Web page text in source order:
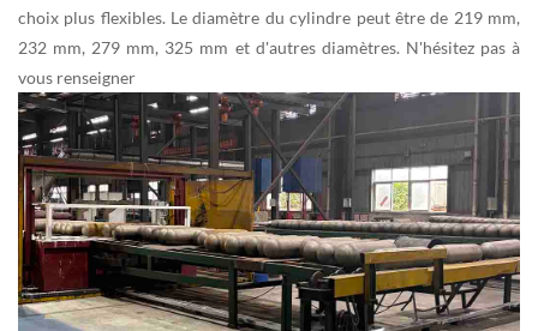
choix plus flexibles. Le diamètre du cylindre peut être de 219 mm,
232 mm, 279 mm, 325 mm et d'autres diamètres. N'hésitez pas à
vous renseigner